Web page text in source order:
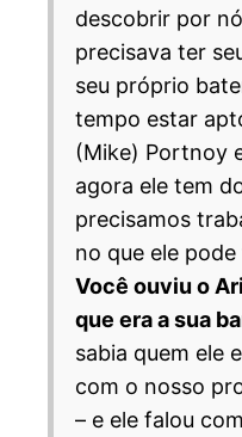
descobrir por
precisava ter
seu próprio
tempo estar
(Mike) Portnoy
agora ele tem
precisamos
no que ele
Você ouviu o
que era a sua
sabia quem ele
com o nosso
– e ele falou